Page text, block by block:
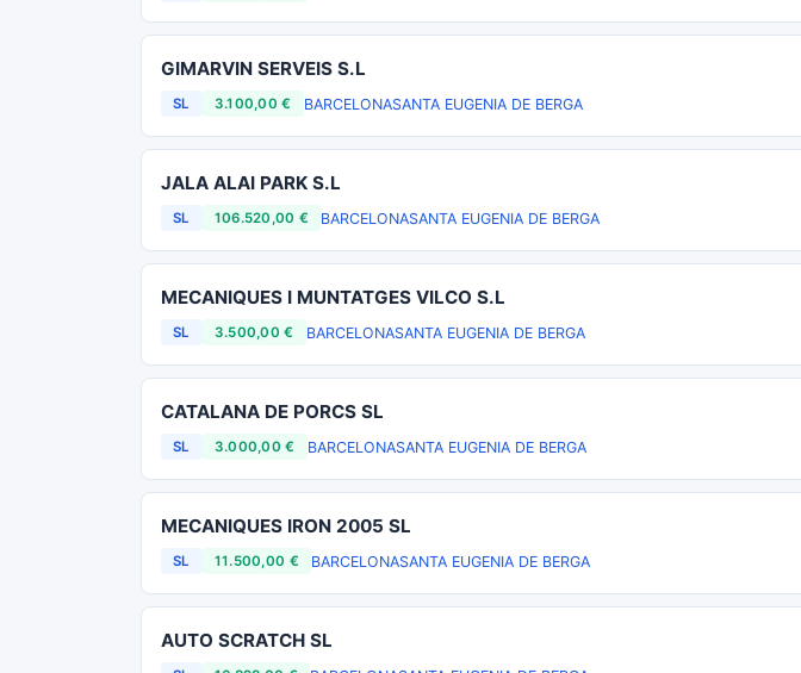
GIMARVIN SERVEIS S.L
SL 3.100,00 € BARCELONASANTA EUGENIA DE BERGA
JALA ALAI PARK S.L
SL 106.520,00 € BARCELONASANTA EUGENIA DE BERGA
MECANIQUES I MUNTATGES VILCO S.L
SL 3.500,00 € BARCELONASANTA EUGENIA DE BERGA
CATALANA DE PORCS SL
SL 3.000,00 € BARCELONASANTA EUGENIA DE BERGA
MECANIQUES IRON 2005 SL
SL 11.500,00 € BARCELONASANTA EUGENIA DE BERGA
AUTO SCRATCH SL